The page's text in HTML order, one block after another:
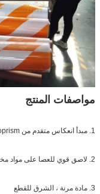
مواصفات المنتج
1. مبدأ انعكاس متقدم من microprism مع انعكاس عالية
2. لاصق قوي للعصا على مواد مختلفة ، معدن ، بلاستيك ، خشب ، إلخ.
3. مادة مرنة ، الشرق للقطع